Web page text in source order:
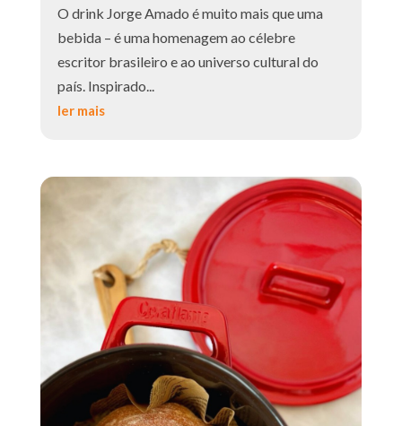
O drink Jorge Amado é muito mais que uma
bebida – é uma homenagem ao célebre
escritor brasileiro e ao universo cultural do
país. Inspirado...
ler mais